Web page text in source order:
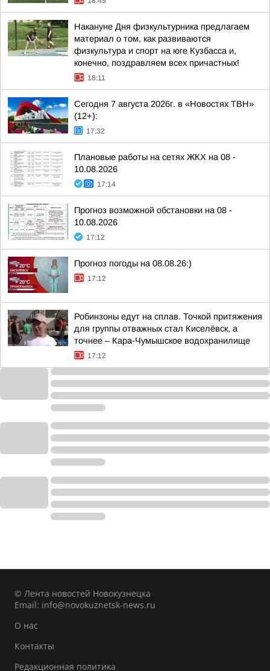
Накануне Дня физкультурника предлагаем
материал о том, как развиваются
физкультура и спорт на юге Кузбасса и,
конечно, поздравляем всех причастных!
18:11
Сегодня 7 августа 2026г. в «Новостях ТВН»
(12+):
17:32
Плановые работы на сетях ЖКХ на 08 -
10.08.2026
17:14
Прогноз возможной обстановки на 08 -
10.08.2026
17:12
Прогноз погоды на 08.08.26:)
17:12
Робинзоны едут на сплав. Точкой притяжения
для группы отважных стал Киселёвск, а
точнее – Кара-Чумышское водохранилище
17:12
© Лента новостей Новокузнецка
Email: info@novokuznetsk-news.ru
О нас
Контакты
Редакционная политика